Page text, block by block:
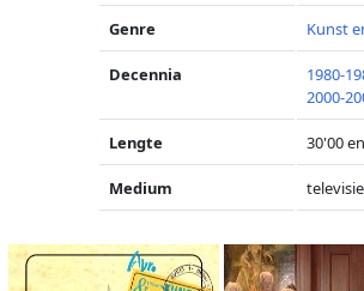
Genre Kunst
Decennia 1980-
2000-
Lengte 30'00
Medium televisie